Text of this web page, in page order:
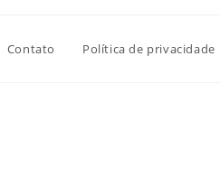
Contato Política de privacidade